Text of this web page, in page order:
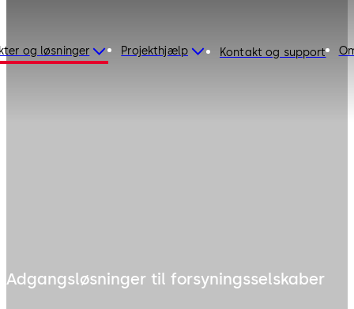
og løsninger Projekthjælp Kontakt og support
Adgangsløsninger til forsyningsselskaber